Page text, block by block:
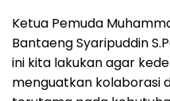
Ketua Pemuda
Bantaeng Syaripuddin
ini kita lakukan agar
menguatkan kolaborasi